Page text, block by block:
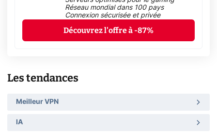
Réseau mondial dans 100 pays
Connexion sécurisée et privée
Découvrez l'offre à -87%
Les tendances
Meilleur VPN
IA